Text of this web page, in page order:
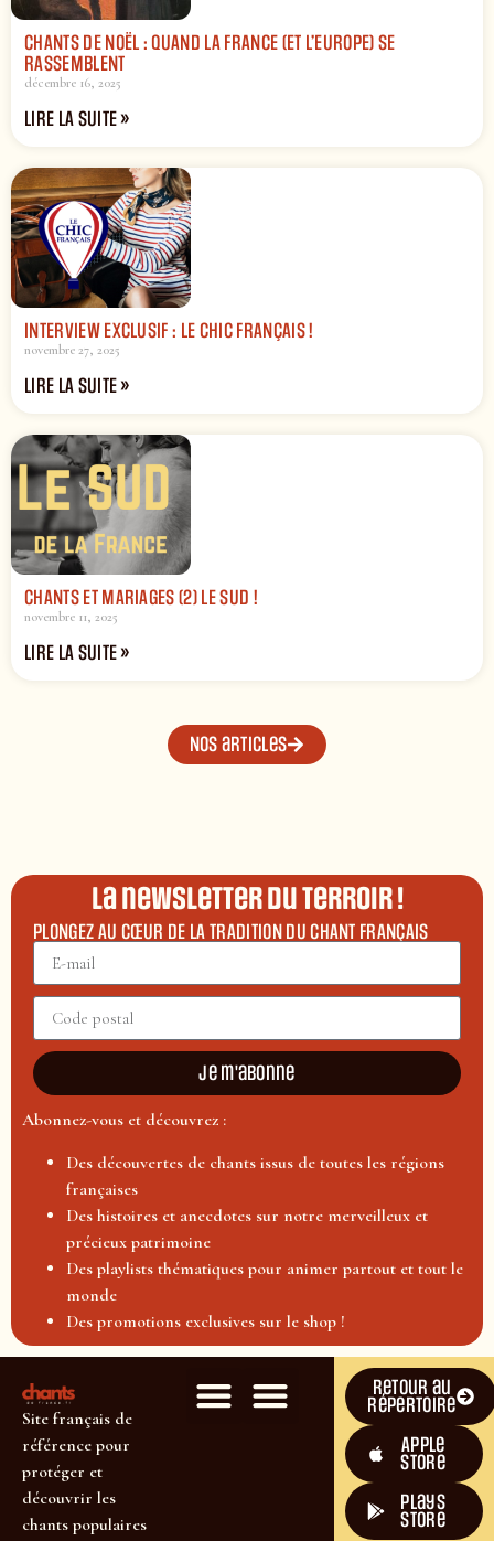
CHANTS DE NOËL : QUAND LA FRANCE (ET L’EUROPE) SE
RASSEMBLENT
décembre 16, 2025
LIRE LA SUITE »
INTERVIEW EXCLUSIF : LE CHIC FRANÇAIS !
novembre 27, 2025
LIRE LA SUITE »
CHANTS ET MARIAGES (2) LE SUD !
novembre 11, 2025
LIRE LA SUITE »
Nos articles
La newsletter du terroir !
PLONGEZ AU CŒUR DE LA TRADITION DU CHANT FRANÇAIS
Je m'abonne
Abonnez-vous et découvrez :
Des découvertes de chants issus de toutes les régions
françaises
Des histoires et anecdotes sur notre merveilleux et
précieux patrimoine
Des playlists thématiques pour animer partout et tout le
monde
Des promotions exclusives sur le shop !
Site français de
référence pour
protéger et
découvrir les
chants populaires
Retour au
répertoire
Apple
Store
plays
store